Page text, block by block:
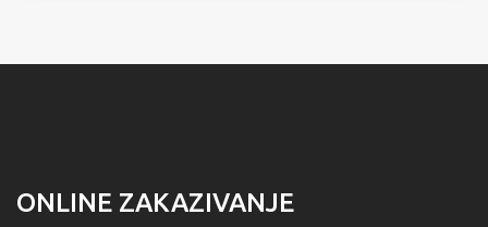
ONLINE ZAKAZIVANJE